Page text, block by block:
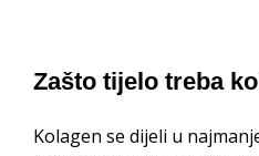
Zašto tijelo treba
Kolagen se dijeli u